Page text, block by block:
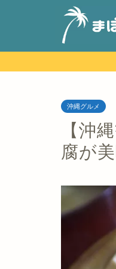
沖縄グルメ
【沖
腐が